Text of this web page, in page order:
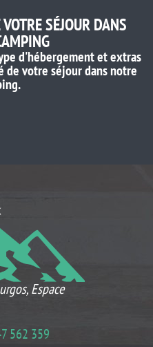
SÉJOUR DANS
d'hébergement et extras
votre séjour dans notre
Espace
562 359